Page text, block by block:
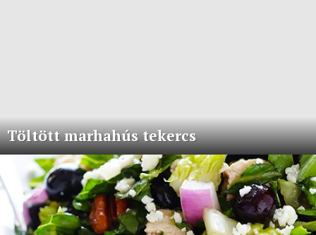
Töltött marhahús tekercs